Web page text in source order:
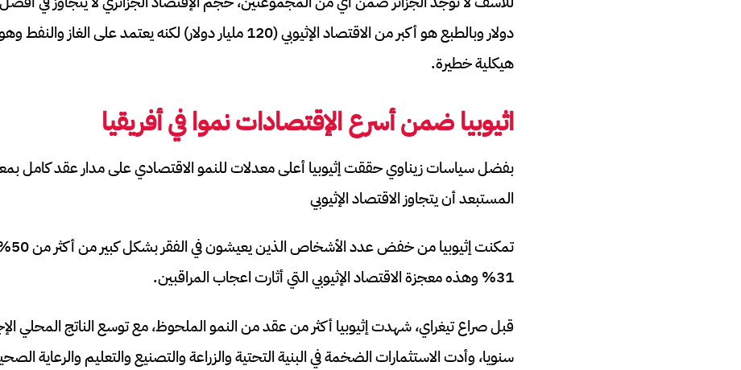
دولار وبالطبع هو أكبر من الاقتصاد الإثيوبي (120 مليار دولار) لكنه يعتمد
هيكلية خطيرة.
اثيوبيا ضمن أسرع الإقتصادات نموا في أفريقيا
المستبعد أن يتجاوز الاقتصاد الإثيوبي
تمكنت
31% وهذه معجزة الاقتصاد الإثيوبي التي أثارت اعجاب المراقبين.
سنويا، وأدت الاستثمارات الضخمة في البنية التحتية والزراعة والتصنيع والتعليم والرعاية